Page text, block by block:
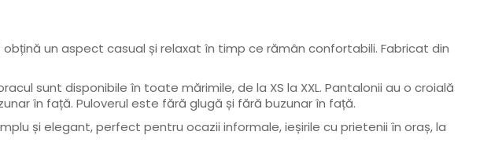
un aspect casual și relaxat în timp ce rămân confortabili. Fabricat din
sunt disponibile în toate mărimile, de la XS la XXL. Pantalonii au o croială
în față. Puloverul este fără glugă și fără buzunar în față.
și elegant, perfect pentru ocazii informale, ieșirile cu prietenii în oraș, la